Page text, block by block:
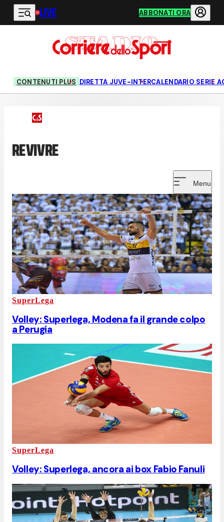
Vai al contenuto principale
LIVE ABBONATI ORA
CONTENUTI PLUS DIRETTA JUVE-INTERCALENDARIO SERIE A
REVIVRE
Menu
SuperLega
Volley: Superlega, Modena fa il grande colpo
a Perugia
SuperLega
Volley: Superlega, ancora ai box Fabio Fanuli